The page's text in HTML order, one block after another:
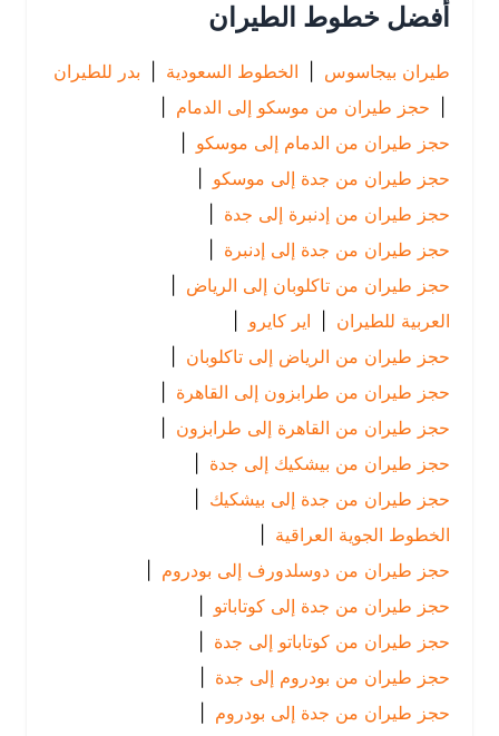
أفضل خطوط الطيران
طيران بيجاسوس | الخطوط السعودية | بدر للطيران
حجز طيران من موسكو إلى الدمام
|
حجز طيران من الدمام إلى موسكو |
حجز طيران من جدة إلى موسكو |
حجز طيران من إدنبرة إلى جدة
حجز طيران من جدة إلى إدنبرة |
حجز طيران من تاكلوبان إلى الرياض
|
العربية للطيران | اير كايرو
|
حجز طيران من الرياض إلى تاكلوبان |
حجز طيران من طرابزون إلى القاهرة |
حجز طيران من القاهرة إلى طرابزون |
حجز طيران من بيشكيك إلى جدة
حجز طيران من جدة إلى بيشكيك |
الخطوط الجوية العراقية
حجز طيران من دوسلدورف إلى بودروم |
حجز طيران من جدة إلى كوتاباتو |
حجز طيران من كوتاباتو إلى جدة
حجز طيران من بودروم إلى جدة
حجز طيران من جدة إلى بودروم |